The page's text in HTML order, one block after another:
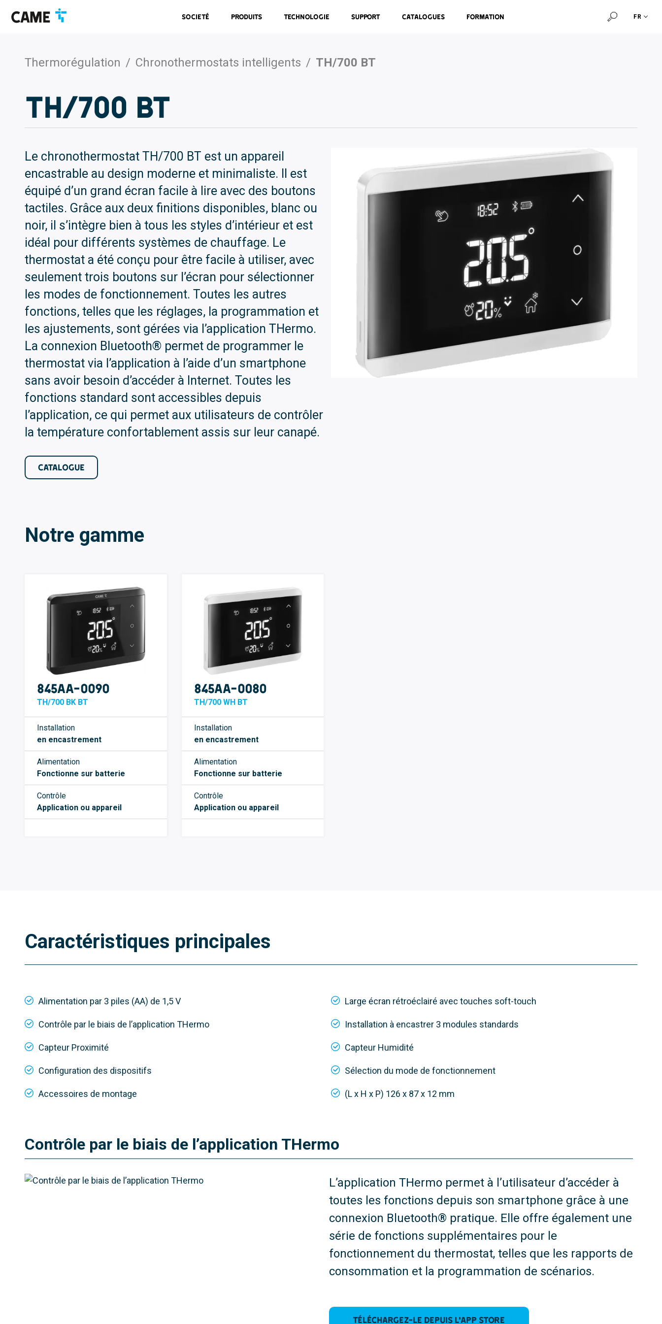
contenu
Societé Produits Technologie Support Catalogues Formation FR
Thermorégulation / Chronothermostats intelligents / TH/700 BT
TH/700 BT
Le chronothermostat TH/700 BT est un appareil
encastrable au design moderne et minimaliste. Il est
équipé d’un grand écran facile à lire avec des boutons
tactiles. Grâce aux deux finitions disponibles, blanc ou
noir, il s’intègre bien à tous les styles d’intérieur et est
idéal pour différents systèmes de chauffage. Le
thermostat a été conçu pour être facile à utiliser, avec
seulement trois boutons sur l’écran pour sélectionner
les modes de fonctionnement. Toutes les autres
fonctions, telles que les réglages, la programmation et
les ajustements, sont gérées via l’application THermo.
La connexion Bluetooth® permet de programmer le
thermostat via l’application à l’aide d’un smartphone
sans avoir besoin d’accéder à Internet. Toutes les
fonctions standard sont accessibles depuis
l’application, ce qui permet aux utilisateurs de contrôler
la température confortablement assis sur leur canapé.
CATALOGUE
Notre gamme
845AA-0090
TH/700 BK BT
Installation
en encastrement
Alimentation
Fonctionne sur batterie
Contrôle
Application ou appareil
845AA-0080
TH/700 WH BT
Installation
en encastrement
Alimentation
Fonctionne sur batterie
Contrôle
Application ou appareil
Caractéristiques principales
Alimentation par 3 piles (AA) de 1,5 V Large écran rétroéclairé avec touches soft-touch
Contrôle par le biais de l’application THermo Installation à encastrer 3 modules standards
Capteur Proximité Capteur Humidité
Configuration des dispositifs Sélection du mode de fonctionnement
Accessoires de montage (L x H x P) 126 x 87 x 12 mm
Contrôle par le biais de l’application THermo
L’application THermo permet à l’utilisateur d’accéder à
toutes les fonctions depuis son smartphone grâce à une
connexion Bluetooth® pratique. Elle offre également une
série de fonctions supplémentaires pour le
fonctionnement du thermostat, telles que les rapports de
consommation et la programmation de scénarios.
Téléchargez-le depuis l’App Store